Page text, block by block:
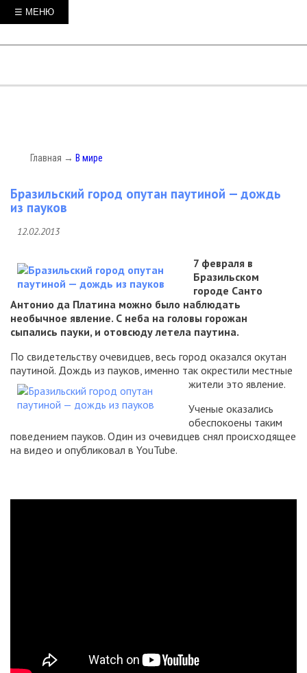
☰ МЕНЮ
Главная → В мире
Бразильский город опутан паутиной — дождь
из пауков
12.02.2013
7 февраля в
Бразильском
городе Санто
Антонио да Платина можно было наблюдать
необычное явление. С неба на головы горожан
сыпались пауки, и отовсюду летела паутина.
По свидетельству очевидцев, весь город оказался окутан
паутиной. Дождь из пауков, именно так окрестили местные
жители это явление.
Ученые оказались
обеспокоены таким
поведением пауков. Один из очевидцев снял происходящее
на видео и опубликовал в YouTube.